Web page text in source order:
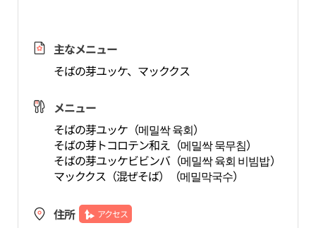
主なメニュー
そばの芽ユッケ、マッククス
メニュー
そばの芽ユッケ（메밀싹 육회）
そばの芽トコロテン和え（메밀싹 묵무침）
そばの芽ユッケビビンバ（메밀싹 육회 비빔밥）
マッククス（混ぜそば）（메밀막국수）
住所 アクセス